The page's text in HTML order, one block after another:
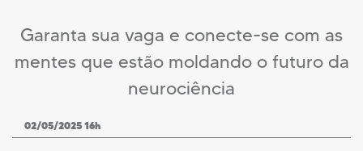
Garanta sua vaga e conecte-se com as
mentes que estão moldando o futuro da
neurociência
02/05/2025 16h